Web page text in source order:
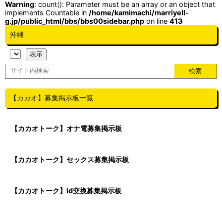
Warning: count(): Parameter must be an array or an object that
implements Countable in /home/kamimachi/marriyell-
g.jp/public_html/bbs/bbs00sidebar.php on line 413
沖縄
【カカオ】募集掲示板一覧
【カカオトーク】オナ電募集掲示板
【カカオトーク】セックス募集掲示板
【カカオトーク】id交換募集掲示板